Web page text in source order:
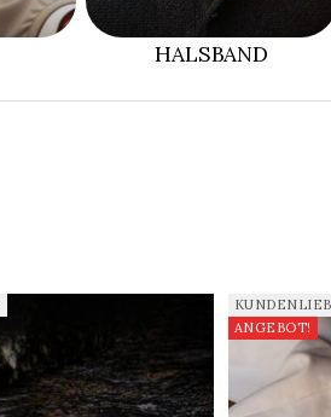
HALSBAND
ANGEBOT!